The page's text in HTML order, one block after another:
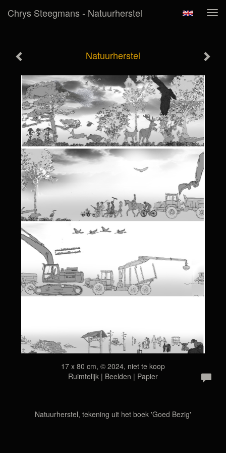
Chrys Steegmans - Natuurherstel
Natuurherstel
17 x 80 cm, © 2024, niet te koop
Ruimtelijk | Beelden | Papier
Natuurherstel, tekening uit het boek 'Goed Bezig'